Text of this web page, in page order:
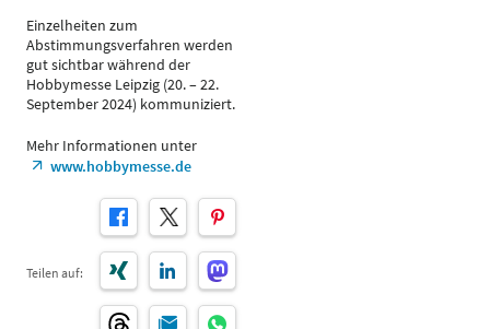
Einzelheiten zum
Abstimmungsverfahren werden
gut sichtbar während der
Hobbymesse Leipzig (20. – 22.
September 2024) kommuniziert.
Mehr Informationen unter
www.hobbymesse.de
Teilen auf: